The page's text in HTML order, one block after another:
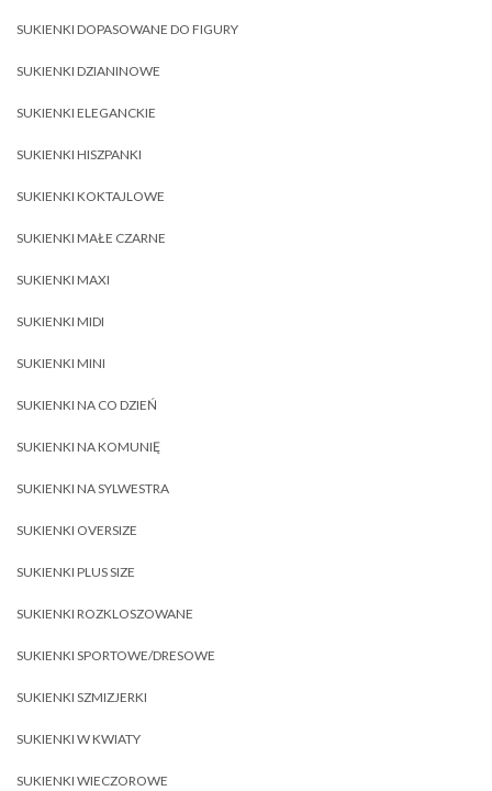
SUKIENKI DOPASOWANE DO FIGURY
SUKIENKI DZIANINOWE
SUKIENKI ELEGANCKIE
SUKIENKI HISZPANKI
SUKIENKI KOKTAJLOWE
SUKIENKI MAŁE CZARNE
SUKIENKI MAXI
SUKIENKI MIDI
SUKIENKI MINI
SUKIENKI NA CO DZIEŃ
SUKIENKI NA KOMUNIĘ
SUKIENKI NA SYLWESTRA
SUKIENKI OVERSIZE
SUKIENKI PLUS SIZE
SUKIENKI ROZKLOSZOWANE
SUKIENKI SPORTOWE/DRESOWE
SUKIENKI SZMIZJERKI
SUKIENKI W KWIATY
SUKIENKI WIECZOROWE